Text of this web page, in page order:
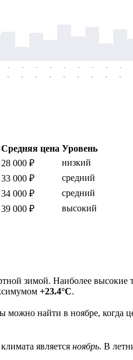
-
-
-
-
-
-
-
-
-
-
-
-
-
-
-
-
-
-
Средняя цена Уровень
28 000 ₽
низкий
33 000 ₽
средний
34 000 ₽
средний
39 000 ₽ высокий
зимой. Наиболее высокие
+23.4°C.
можно найти в ноябре,
является ноябрь. В